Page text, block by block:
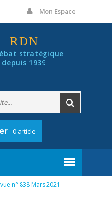
Mon Espace
RDN
stratégique
depuis 1939
- 0 article
n° 838 Mars 2021